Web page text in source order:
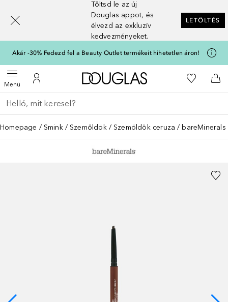
Töltsd le az új
Douglas appot, és
élvezd az exkluzív
kedvezményeket.
LETÖLTÉS
Akár -30% Fedezd fel a Beauty Outlet termékeit hihetetlen áron!
MenüMenü megnyitása
A fiókomhoz
A Douglas Főoldalra
A
Menj vissza
Keresés végrehajtása
Homepage Smink Szemöldök Szemöldök ceruza bareMinerals
[navigation.slideout.screenreader]